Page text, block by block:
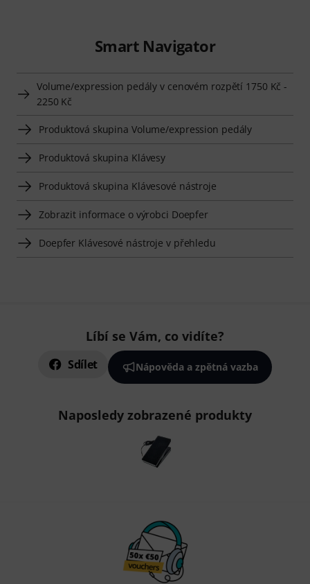
Smart Navigator
Volume/expression pedály v cenovém rozpětí 1750 Kč -
2250 Kč
Produktová skupina Volume/expression pedály
Produktová skupina Klávesy
Produktová skupina Klávesové nástroje
Zobrazit informace o výrobci Doepfer
Doepfer Klávesové nástroje v přehledu
Líbí se Vám, co vidíte?
Sdílet Nápověda a zpětná vazba
Naposledy zobrazené produkty